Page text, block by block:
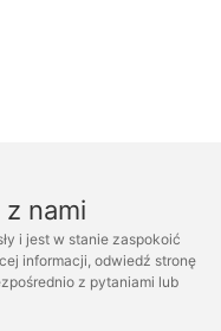
nami
i jest w stanie zaspokoić
informacji, odwiedź stronę
z pytaniami lub